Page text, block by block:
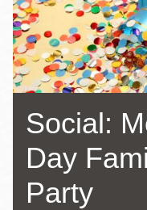
Social:
Day
Party